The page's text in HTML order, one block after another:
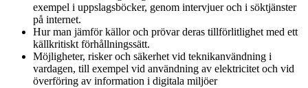
exempel i uppslagsböcker, genom intervjuer och i söktjänster
på internet.
Hur man jämför källor och prövar deras tillförlitlighet med ett
källkritiskt förhållningssätt.
Möjligheter, risker och säkerhet vid teknikanvändning i
vardagen, till exempel vid användning av elektricitet och vid
överföring av information i digitala miljöer